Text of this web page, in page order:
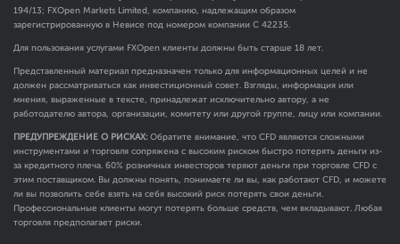
194/13; FXOpen Markets Limited, компанию, надлежащим образом
зарегистрированную в Невисе под номером компании C 42235.
Для пользования услугами FXOpen клиенты должны быть старше 18 лет.
Представленный материал предназначен только для информационных целей и не
должен рассматриваться как инвестиционный совет. Взгляды, информация или
мнения, выраженные в тексте, принадлежат исключительно автору, а не
работодателю автора, организации, комитету или другой группе, лицу или компании.
ПРЕДУПРЕЖДЕНИЕ О РИСКАХ: Обратите внимание, что CFD являются сложными
инструментами и торговля сопряжена с высоким риском быстро потерять деньги из-
за кредитного плеча. 60% розничных инвесторов теряют деньги при торговле CFD с
этим поставщиком. Вы должны понять, понимаете ли вы, как работают CFD, и можете
ли вы позволить себе взять на себя высокий риск потерять свои деньги.
Профессиональные клиенты могут потерять больше средств, чем вкладывают. Любая
торговля предполагает риски.